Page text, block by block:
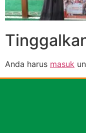
Anda harus masuk